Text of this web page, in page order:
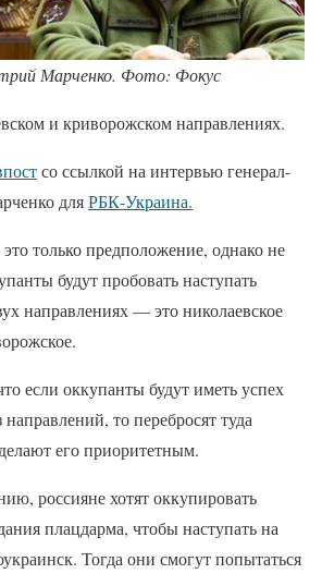
Марченко. Фото: Фокус
и криворожском направлениях.
со ссылкой на интервью генерал-
дляРБК-Украина.
только предположение, однако не
будут пробовать наступать
направлениях — это николаевское
если оккупанты будут иметь успех
то перебросят туда
его приоритетным.
россияне хотят оккупировать
плацдарма, чтобы наступать на
Тогда они смогут попытаться